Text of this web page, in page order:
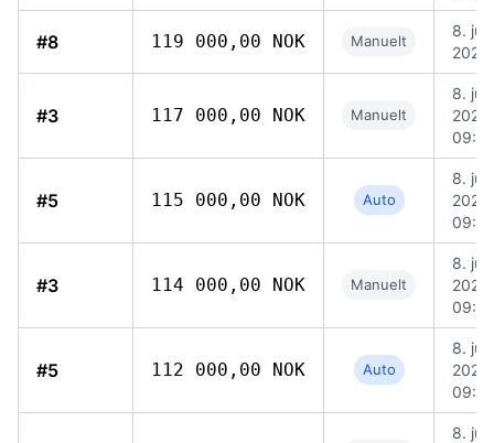
#8 119 000,00 NOK Manuelt
8. juni
#3 117 000,00 NOK Manuelt
8. juni
2026,
09:37
#5 115 000,00 NOK Auto
8. juni
2026,
09:24
#3 114 000,00 NOK Manuelt
8. juni
2026,
09:37
#5 112 000,00 NOK Auto
8. juni
2026,
09:24
8. juni